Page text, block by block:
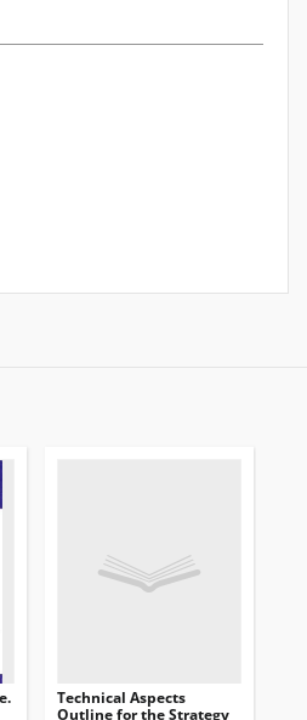
Technical Aspects
Outline for the Strategy